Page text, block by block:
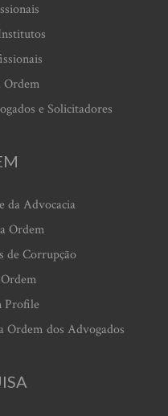
Ordem
e Solicitadores
da Advocacia
Ordem
de Corrupção
Profile
Ordem dos Advogados